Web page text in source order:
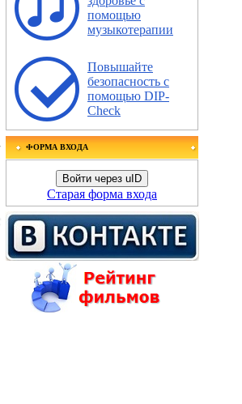
помощью
музыкотерапии
Повышайте
безопасность с
помощью DIP-
Check
ФОРМА ВХОДА
Войти через uID
Старая форма входа